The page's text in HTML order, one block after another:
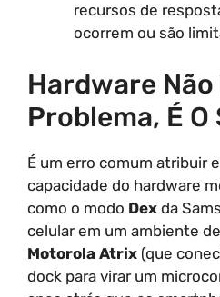
recursos de
ocorrem ou são
Hardware Não
Problema, É
É um erro comum atribuir
capacidade do hardware
como o modo Dex da
celular em um ambiente
Motorola Atrix (que
dock para virar um